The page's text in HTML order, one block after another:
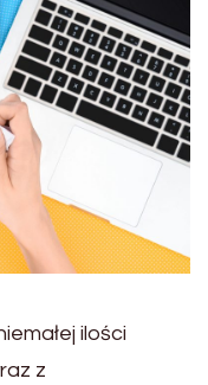
ilości
z